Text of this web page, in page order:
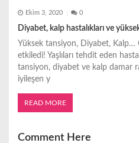
Ekim 3, 2020 0
Diyabet, kalp hastalıkları ve
Yüksek tansiyon, Diyabet, Kalp…
etkiledi! Yaşlıları tehdit eden
tansiyon, diyabet ve kalp damar
iyileşen y
READ MORE
Comment Here